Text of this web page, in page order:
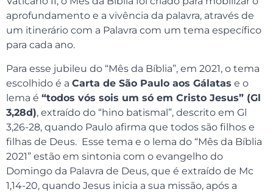
aprofundamento e a vivência da palavra, através de
um itinerário com a Palavra com um tema específico
para cada ano.
Para esse jubileu do “Mês da Bíblia”, em 2021, o tema
escolhido é a Carta de São Paulo aos Gálatas e o
lema é “todos vós sois um só em Cristo Jesus” (Gl
3,28d), extraído do “hino batismal”, descrito em Gl
3,26-28, quando Paulo afirma que todos são filhos e
filhas de Deus. Esse tema e o lema do “Mês da Bíblia
2021” estão em sintonia com o evangelho do
Domingo da Palavra de Deus, que é extraído de Mc
1,14-20, quando Jesus inicia a sua missão, após a